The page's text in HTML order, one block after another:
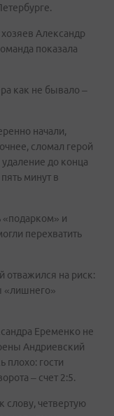
Александр
показала
как не бывало –
начали,
сломал герой
до конца
минут в
«подарком» и
перехватить
отважился на риск:
«лишнего»
Еременко не
Андриевский
плохо: гости
– счет 2:5.
четвертую